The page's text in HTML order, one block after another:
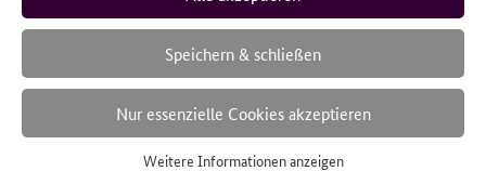
Ein Angebot für Kinder und Jugendliche, die sich um
ihre Familien kümmern.
Speichern & schließen
Nur essenzielle Cookies akzeptieren
Weitere Informationen anzeigen